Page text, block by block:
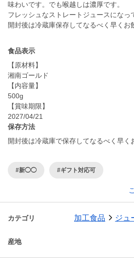
味わいです。でも喉越しは濃厚です。
フレッシュなストレートジュースになっ
開封後は冷蔵庫保存してなるべく早くお
食品表示
【原材料】
湘南ゴールド
【内容量】
500g
【賞味期限】
2027/04/21
保存方法
開封後は冷蔵庫で保存してなるべく早く
#新◯◯ #ギフト対応可
カテゴリ 加工食品 ジュ
産地